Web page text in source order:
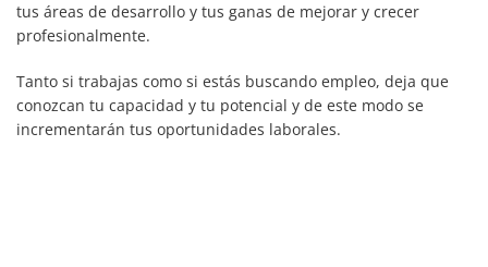
tus áreas de desarrollo y tus ganas de mejorar y crecer
profesionalmente.
Tanto si trabajas como si estás buscando empleo, deja que
conozcan tu capacidad y tu potencial y de este modo se
incrementarán tus oportunidades laborales.